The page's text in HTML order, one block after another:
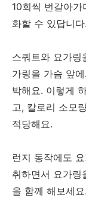
10회씩 번갈아
화할 수 있답니다.
스쿼트와 요가링
가링을 가슴 앞
박해요. 이렇게
고, 칼로리 소모
적당해요.
런지 동작에도
취하면서 요가
을 함께 해보세